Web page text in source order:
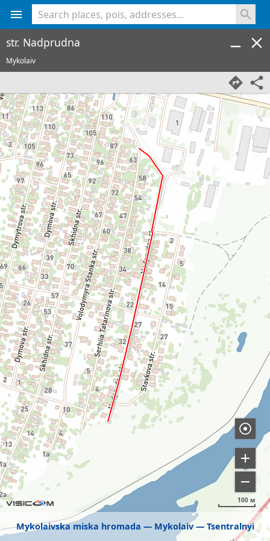
Mykolaivska miska hromada Mykolaiv Tsentralnyi
100 м
str. Nadprudna
Mykolaiv
<% console.log(hcard) %>